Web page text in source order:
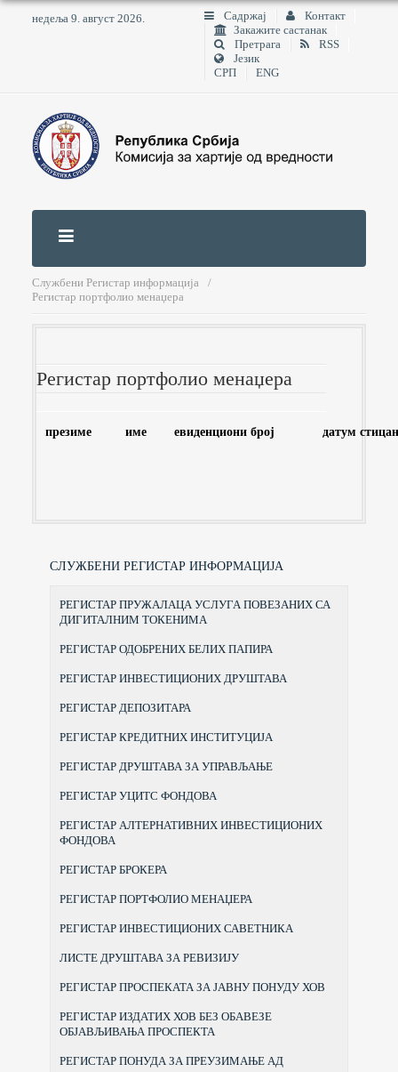
недеља 9. август 2026. Садржај
Контакт
Закажите састанак
Претрага
RSS
Језик
СРП
ENG
Службени Регистар информација
Регистар портфолио менаџера
Регистар портфолио менаџера
презиме име евиденциони број датум
СЛУЖБЕНИ РЕГИСТАР ИНФОРМАЦИЈА
РЕГИСТАР ПРУЖАЛАЦА УСЛУГА ПОВЕЗАНИХ СА
ДИГИТАЛНИМ ТОКЕНИМА
РЕГИСТАР ОДОБРЕНИХ БЕЛИХ ПАПИРА
РЕГИСТАР ИНВЕСТИЦИОНИХ ДРУШТАВА
РЕГИСТАР ДЕПОЗИТАРА
РЕГИСТАР КРЕДИТНИХ ИНСТИТУЦИЈА
РЕГИСТАР ДРУШТАВА ЗА УПРАВЉАЊЕ
РЕГИСТАР УЦИТС ФОНДОВА
РЕГИСТАР АЛТЕРНАТИВНИХ ИНВЕСТИЦИОНИХ
ФОНДОВА
РЕГИСТАР БРОКЕРА
РЕГИСТАР ПОРТФОЛИО МЕНАЏЕРА
РЕГИСТАР ИНВЕСТИЦИОНИХ САВЕТНИКА
ЛИСТЕ ДРУШТАВА ЗА РЕВИЗИЈУ
РЕГИСТАР ПРОСПЕКАТА ЗА ЈАВНУ ПОНУДУ ХОВ
РЕГИСТАР ИЗДАТИХ ХОВ БЕЗ ОБАВЕЗЕ
ОБЈАВЉИВАЊА ПРОСПЕКТА
РЕГИСТАР ПОНУДА ЗА ПРЕУЗИМАЊЕ АД